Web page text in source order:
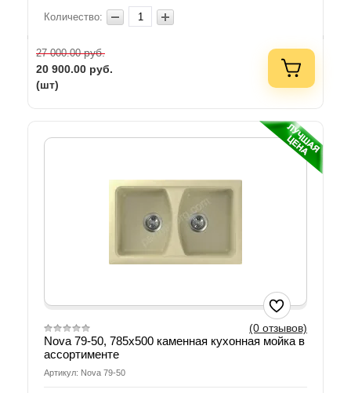
Количество:
27 000.00руб.
20 900.00 руб.
(шт)
(0 отзывов)
Nova 79-50, 785х500 каменная кухонная мойка в
ассортименте
Артикул: Nova 79-50